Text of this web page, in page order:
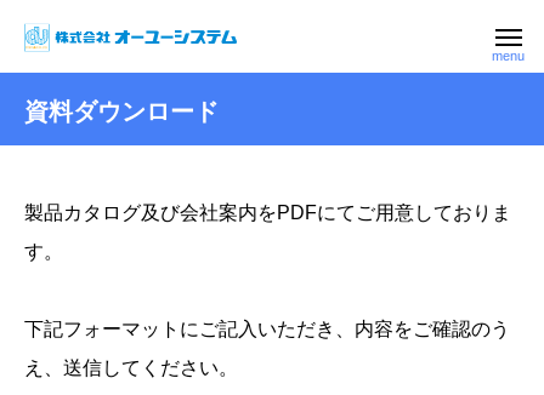
資料ダウンロード
製品カタログ及び会社案内をPDFにてご用意しておりま
す。
下記フォーマットにご記入いただき、内容をご確認のう
え、送信してください。